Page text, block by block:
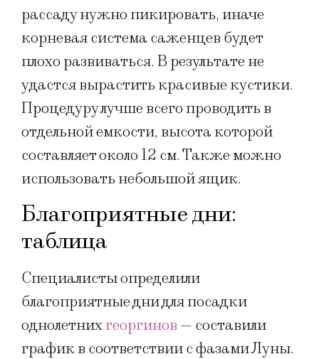
рассаду нужно пикировать, иначе
корневая система саженцев будет
плохо развиваться. В результате не
удастся вырастить красивые кустики.
Процедуру лучше всего проводить в
отдельной емкости, высота которой
составляет около 12 см. Также можно
использовать небольшой ящик.
Благоприятные дни:
таблица
Специалисты определили
благоприятные дни для посадки
однолетнихгеоргинов — составили
график в соответствии с фазами Луны.